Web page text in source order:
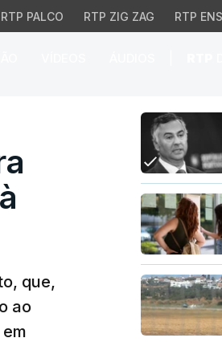
RTP PALCO RTP ZIG ZAG RTP
que,
ao